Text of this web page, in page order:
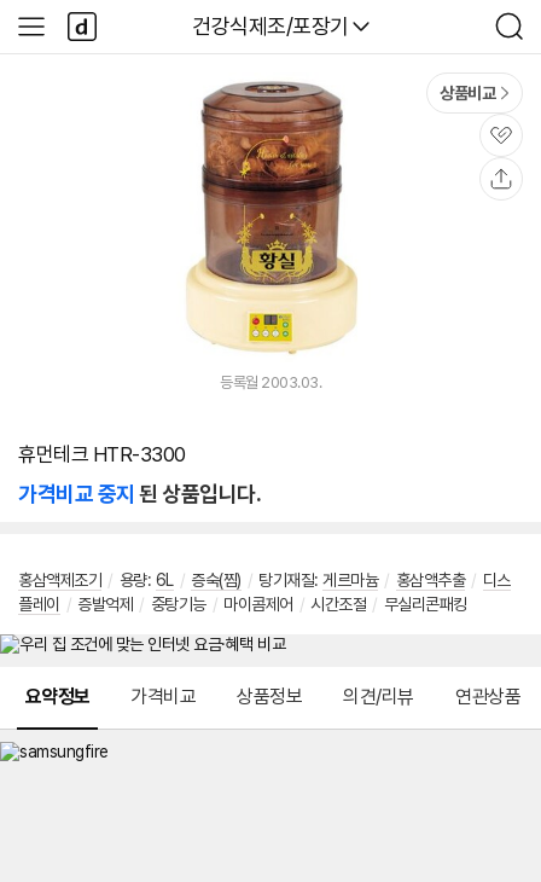
다나와
건강식제조/포장기
검
색
사
이
다
나
와
상품비교
관
심
등록월 2003.03.
휴먼테크 HTR-3300
가격비교 중지 된 상품입니다.
홍삼액제조기 / 용량: 6L / 증숙(찜) / 탕기재질: 게르마늄 / 홍삼액추출 / 디스
플레이
/ 증발억제 / 중탕기능 / 마이콤제어 / 시간조절 / 무실리콘패킹
요약정보 가격비교 상품정보 의견/리뷰 연관상품